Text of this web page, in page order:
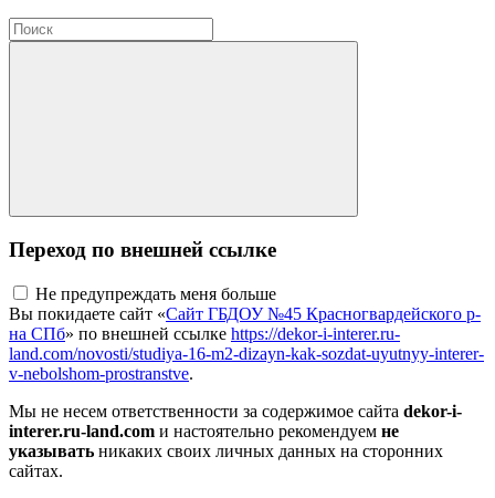
Переход по внешней ссылке
Не предупреждать меня больше
Вы покидаете сайт «Сайт ГБДОУ №45 Красногвардейского р-
на СПб» по внешней ссылке https://dekor-i-interer.ru-
land.com/novosti/studiya-16-m2-dizayn-kak-sozdat-uyutnyy-interer-
v-nebolshom-prostranstve.
Мы не несем ответственности за содержимое сайта dekor-i-
interer.ru-land.com и настоятельно рекомендуем не
указывать никаких своих личных данных на сторонних
сайтах.